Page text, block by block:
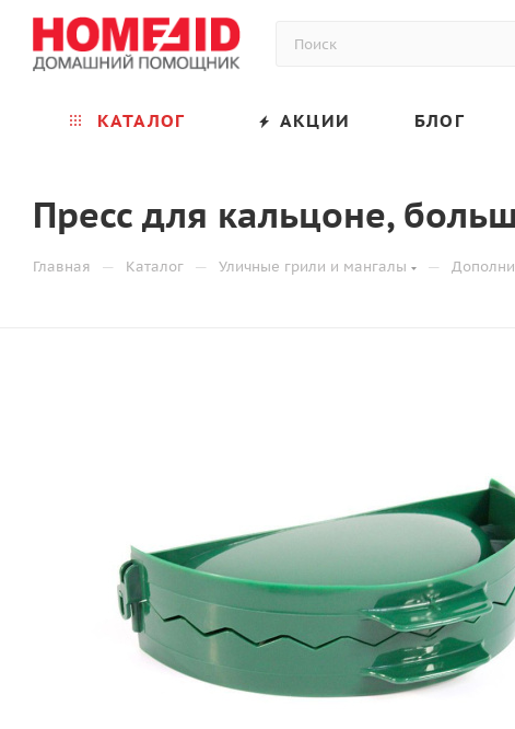
КАТАЛОГ АКЦИИ БЛОГ
Пресс для кальцоне,
Главная — Каталог — Уличные грили и мангалы —